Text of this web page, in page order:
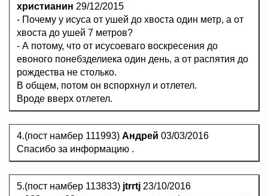
христианин 29/12/2015
- Почему у исуса от ушей до хвоста один метр, а от
хвоста до ушей 7 метров?
- А потому, что от исусоеваго воскресения до
евоного понебзделиека один день, а от распятия до
рождества не столько.
В общем, потом он вспорхнул и отлетел.
Вроде вверх отлетел.
4.(пост намбер 111993) Андрей 03/03/2016
Спасибо за информацию .
5.(пост намбер 113833) jtrrtj 23/10/2016